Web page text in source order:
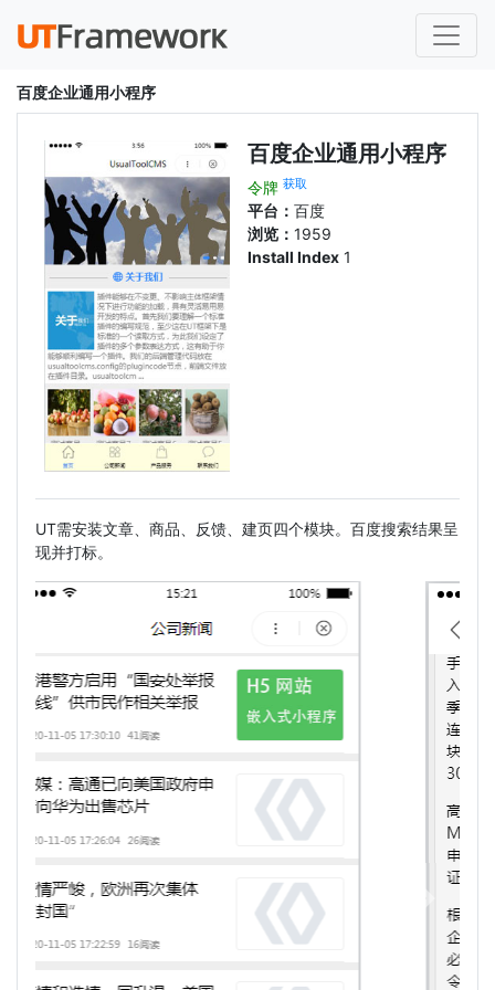
百度企业通用小程序
百度企业通用小程序
令牌 获取
平台：百度
浏览：1959
Install Index 1
UT需安装文章、商品、反馈、建页四个模块。百度搜索结果呈
现并打标。